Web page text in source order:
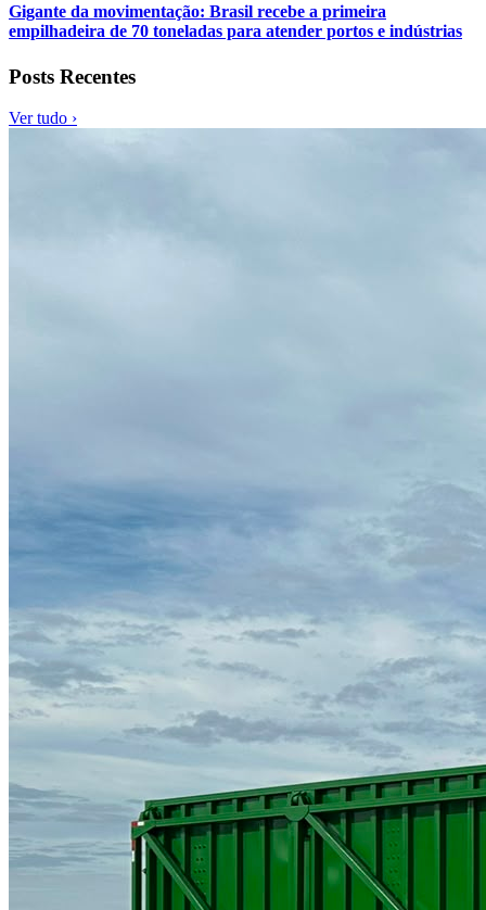
Gigante da movimentação: Brasil recebe a primeira
empilhadeira de 70 toneladas para atender portos e indústrias
Posts Recentes
Ver tudo ›